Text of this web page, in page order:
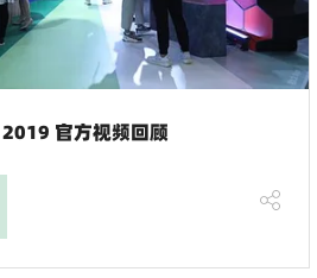
官方视频回顾